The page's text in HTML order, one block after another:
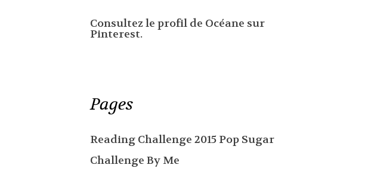
Consultez le profil de Océane sur
Pinterest.
Pages
Reading Challenge 2015 Pop Sugar
Challenge By Me